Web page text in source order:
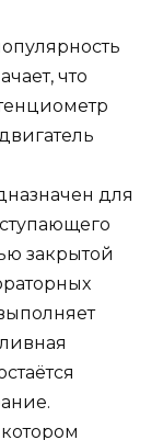
что
для
закрытой